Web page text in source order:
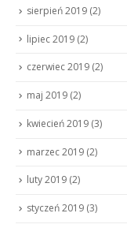
sierpień 2019 (2)
lipiec 2019 (2)
czerwiec 2019 (2)
maj 2019 (2)
kwiecień 2019 (3)
marzec 2019 (2)
luty 2019 (2)
styczeń 2019 (3)